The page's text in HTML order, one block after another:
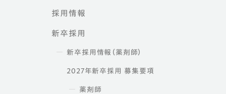
採用情報
新卒採用
新卒採用情報（薬剤師）
2027年新卒採用 募集要項
薬剤師